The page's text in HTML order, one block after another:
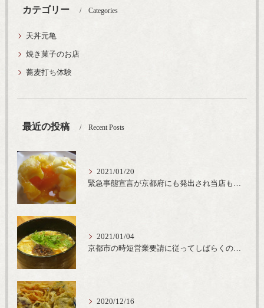
カテゴリー Categories
天丼元亀
焼き菓子のお店
蕎麦打ち体験
最近の投稿 Recent Posts
2021/01/20
緊急事態宣言が京都府にも発出され当店も要請に従って20時完全閉店という形で営業なるべく短期間での要請解除へ一致団結です
2021/01/04
京都市の時短営業要請に従ってしばらくの間20時までの営業とさせていただいております。寒い時期には温かいお蕎麦がおすすめ
2020/12/16